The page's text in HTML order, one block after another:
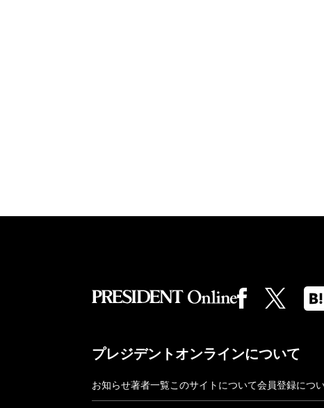
プレジデントオンラインについて
お知らせ著者一覧このサイトについて会員登録につ